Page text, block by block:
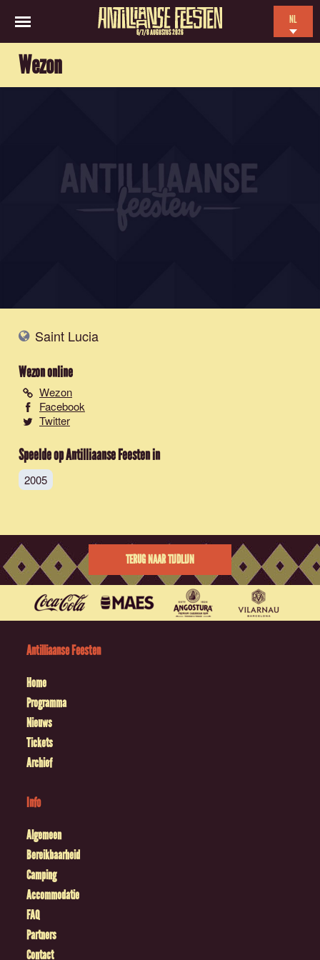
6/7/8 AUGUSTUS 2026
NL
Wezon
Saint Lucia
Wezononline
Wezon
Facebook
Twitter
Speelde op Antilliaanse Feesten in
2005
TERUG NAAR TIJDLIJN
Antilliaanse Feesten
Home
Programma
Nieuws
Tickets
Archief
Info
Algemeen
Bereikbaarheid
Camping
Accommodatie
FAQ
Partners
Contact